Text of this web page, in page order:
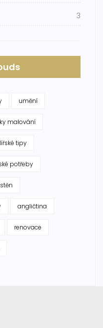
3
umění
malování
tipy
potřeby
angličtina
renovace